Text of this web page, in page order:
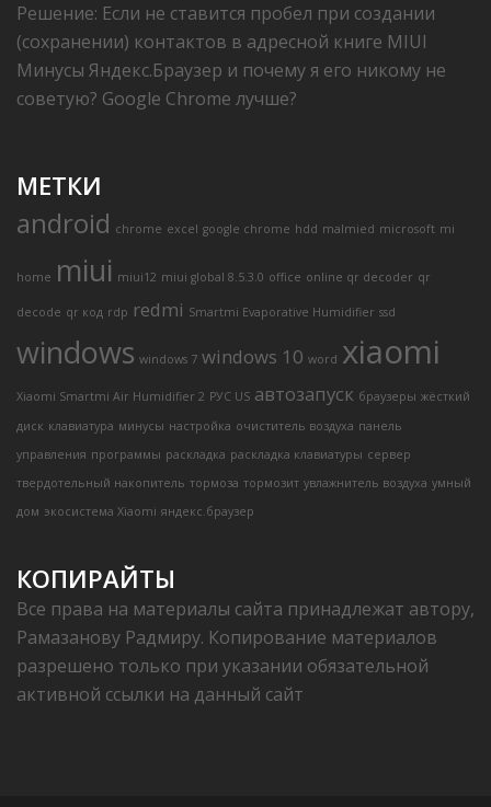
Решение: Если не ставится пробел при создании
(сохранении) контактов в адресной книге MIUI
Минусы Яндекс.Браузер и почему я его никому не
советую? Google Chrome лучше?
МЕТКИ
android chrome excel google chrome hdd malmied microsoft mi
home miui miui12 miui global 8.5.3.0 office online qr decoder qr
decode qr код rdp redmi Smartmi Evaporative Humidifier ssd
windows windows 7 windows 10 word xiaomi
Xiaomi Smartmi Air Humidifier 2 РУС US автозапуск браузеры жёсткий
диск клавиатура минусы настройка очиститель воздуха панель
управления программы раскладка раскладка клавиатуры сервер
твердотельный накопитель тормоза тормозит увлажнитель воздуха умный
дом экосистема Xiaomi яндекс.браузер
КОПИРАЙТЫ
Все права на материалы сайта принадлежат автору,
Рамазанову Радмиру. Копирование материалов
разрешено только при указании обязательной
активной ссылки на данный сайт